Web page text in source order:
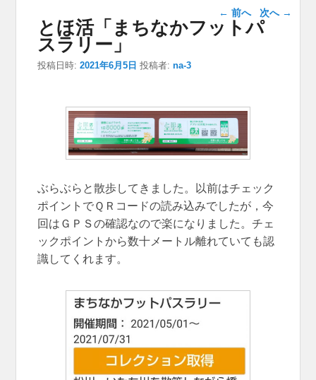
投稿ナビゲー
ション
← 前へ 次へ →
とほ活「まちなかフットパ
スラリー」
投稿日時:2021年6月5日 投稿者:na-3
ぶらぶらと散歩してきました。以前はチェック
ポイントでＱＲコードの読み込みでしたが，今
回はＧＰＳの確認なので楽になりました。チェ
ックポイントから数十メートル離れていても認
識してくれます。